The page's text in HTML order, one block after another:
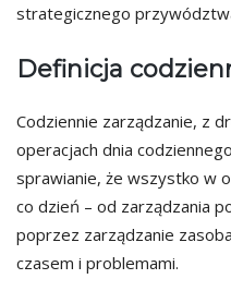
strategicznego
Definicja
Codziennie zarządzanie, z
operacjach dnia
sprawianie, że wszystko w
co dzień – od zarządzania
poprzez zarządzanie
czasem i problemami.